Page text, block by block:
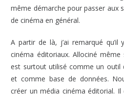
même démarche pour passer aux
de cinéma en général.
A partir de là, j’ai remarqué
cinéma éditoriaux. Allociné même
est surtout utilisé comme un outil
et comme base de données.
créer un média cinéma éditorial.